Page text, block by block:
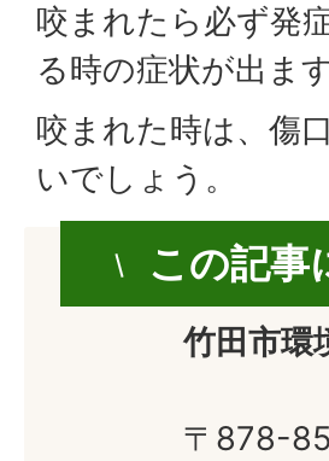
咬まれたら必ず発
る時の症状が出ます
咬まれた時は、傷
いでしょう。
この記事
竹田市環
〒878-